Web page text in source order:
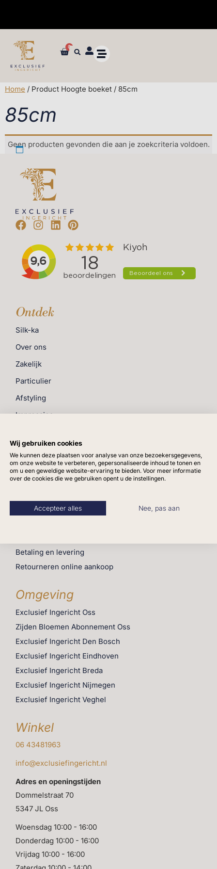
✓ Dé specialist in zijden bloemen en planten van ultieme kwaliteit
0
Home / Product Hoogte boeket / 85cm
85cm
Geen producten gevonden die aan je zoekcriteria voldoen.
Ontdek
Silk-ka
Over ons
Zakelijk
Particulier
Afstyling
Impressies
Vacatures
Klantenservice
Algemene voorwaarden
Betaling en levering
Retourneren online aankoop
Omgeving
Exclusief Ingericht Oss
Zijden Bloemen Abonnement Oss
Exclusief Ingericht Den Bosch
Exclusief Ingericht Eindhoven
Exclusief Ingericht Breda
Exclusief Ingericht Nijmegen
Exclusief Ingericht Veghel
Winkel
06 43481963
info@exclusiefingericht.nl
Adres en openingstijden
Dommelstraat 70
5347 JL Oss
Woensdag 10:00 - 16:00
Donderdag 10:00 - 16:00
Vrijdag 10:00 - 16:00
Wij gebruiken cookies
We kunnen deze plaatsen voor analyse van onze bezoekersgegevens,
om onze website te verbeteren, gepersonaliseerde inhoud te tonen en
om u een geweldige website-ervaring te bieden. Voor meer informatie
over de cookies die we gebruiken opent u de instellingen.
Accepteer alles Nee, pas aan